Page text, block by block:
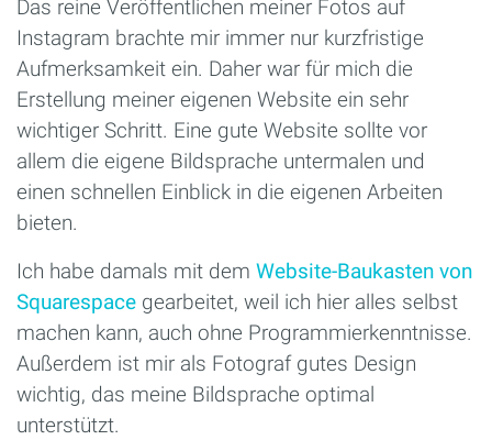
Das reine Veröffentlichen meiner Fotos auf
Instagram brachte mir immer nur kurzfristige
Aufmerksamkeit ein. Daher war für mich die
Erstellung meiner eigenen Website ein sehr
wichtiger Schritt. Eine gute Website sollte vor
allem die eigene Bildsprache untermalen und
einen schnellen Einblick in die eigenen Arbeiten
bieten.
Ich habe damals mit dem Website-Baukasten von
Squarespace gearbeitet, weil ich hier alles selbst
machen kann, auch ohne Programmierkenntnisse.
Außerdem ist mir als Fotograf gutes Design
wichtig, das meine Bildsprache optimal
unterstützt.